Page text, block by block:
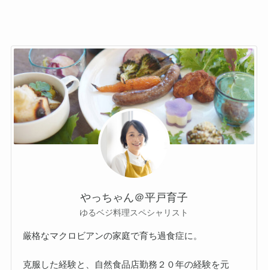
やっちゃん＠平戸育子
ゆるベジ料理スペシャリスト
厳格なマクロビアンの家庭で育ち過食症に。
克服した経験と、自然食品店勤務２０年の経験を元